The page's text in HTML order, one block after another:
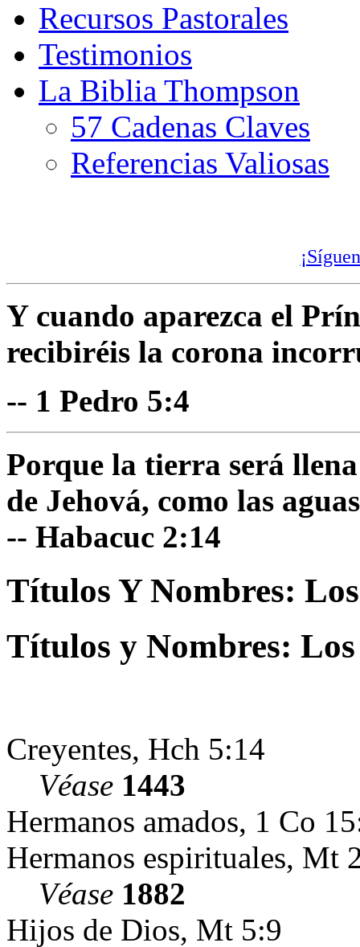
Recursos Pastorales
Testimonios
La Biblia Thompson
57 Cadenas Claves
Referencias Valiosas
Y cuando aparezca el
recibiréis la corona
-- 1 Pedro 5:4
Porque la tierra será
de Jehová, como las
-- Habacuc 2:14
Títulos Y Nombres:
Títulos y Nombres:
Creyentes, Hch 5:14
Véase 1443
Hermanos amados, 1 Co
Hermanos espirituales, Mt
Véase 1882
Hijos de Dios, Mt 5:9